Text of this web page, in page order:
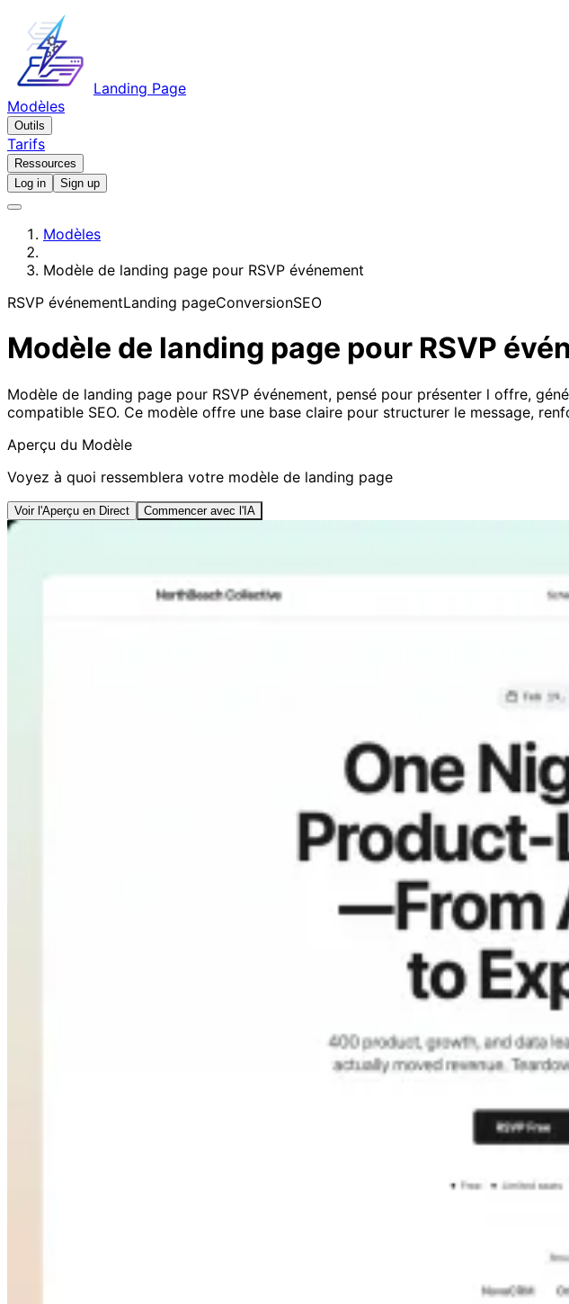
Landing Page
Modèles
Outils
Tarifs
Ressources
Log in
Sign up
Modèles
Modèle de landing page pour RSVP événement
RSVP événementLanding pageConversionSEO
Modèle de landing page pour RSVP
Modèle de landing page pour RSVP événement, pensé pour présenter l offre,
compatible SEO. Ce modèle offre une base claire pour structurer le message,
Aperçu du Modèle
Voyez à quoi ressemblera votre modèle de landing page
Voir l'Aperçu en Direct Commencer avec l'IA